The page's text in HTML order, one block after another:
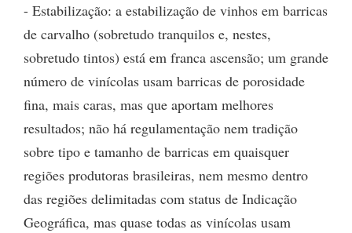
- Estabilização: a estabilização de vinhos em barricas
de carvalho (sobretudo tranquilos e, nestes,
sobretudo tintos) está em franca ascensão; um grande
número de vinícolas usam barricas de porosidade
fina, mais caras, mas que aportam melhores
resultados; não há regulamentação nem tradição
sobre tipo e tamanho de barricas em quaisquer
regiões produtoras brasileiras, nem mesmo dentro
das regiões delimitadas com status de Indicação
Geográfica, mas quase todas as vinícolas usam